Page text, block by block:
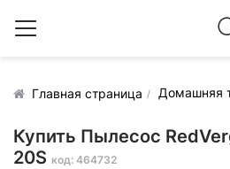
Главная страница Домашняя
Купить Пылесос
20S код: 464732